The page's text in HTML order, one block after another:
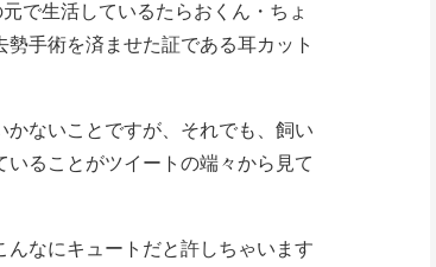
で生活しているたらおくん・ちょ
手術を済ませた証である耳カット
ないことですが、それでも、飼い
ることがツイートの端々から見て
んなにキュートだと許しちゃいます